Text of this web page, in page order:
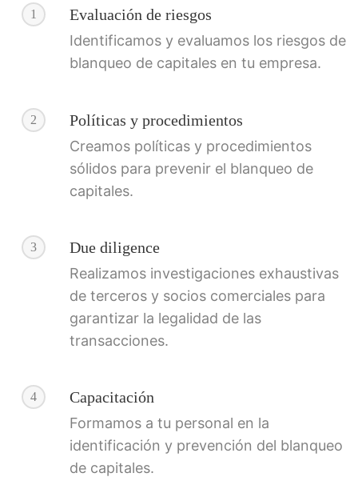
1 Evaluación de riesgos
Identificamos y evaluamos los riesgos de
blanqueo de capitales en tu empresa.
2 Políticas y procedimientos
Creamos políticas y procedimientos
sólidos para prevenir el blanqueo de
capitales.
3 Due diligence
Realizamos investigaciones exhaustivas
de terceros y socios comerciales para
garantizar la legalidad de las
transacciones.
4 Capacitación
Formamos a tu personal en la
identificación y prevención del blanqueo
de capitales.